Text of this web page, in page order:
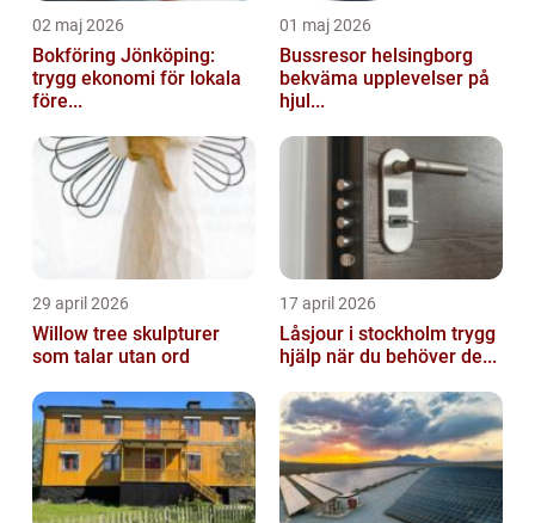
02 maj 2026
Bokföring Jönköping:
trygg ekonomi för lokala
före...
01 maj 2026
Bussresor helsingborg
bekväma upplevelser på
hjul...
29 april 2026
Willow tree skulpturer
som talar utan ord
17 april 2026
Låsjour i stockholm trygg
hjälp när du behöver de...